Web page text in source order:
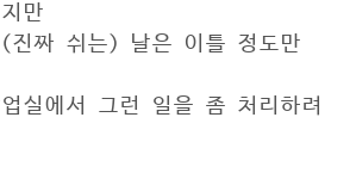
만
진짜 쉬는) 날은 이틀 정도만
실에서 그런 일을 좀 처리하려